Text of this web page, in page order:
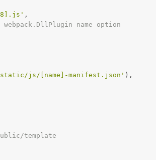
,
name option
js/[name]-manifest.json' ),
template